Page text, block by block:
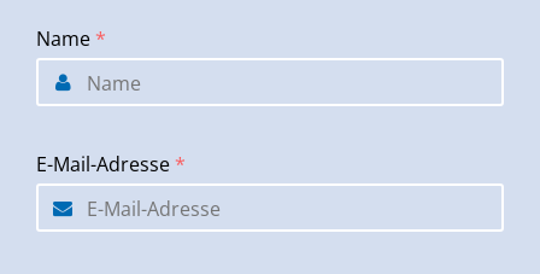
Name *
E-Mail-Adresse *